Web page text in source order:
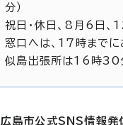
分）
祝日・休日、8月6日
窓口へは、17時までに
似島出張所は16時30
広島市公式SNS情報発